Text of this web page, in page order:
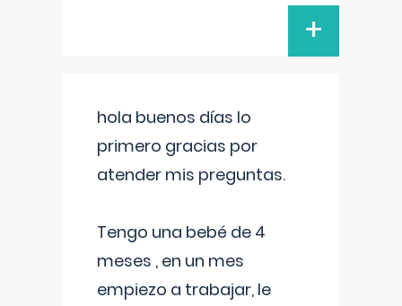
+
hola buenos días lo
primero gracias por
atender mis preguntas.
Tengo una bebé de 4
meses , en un mes
empiezo a trabajar, le